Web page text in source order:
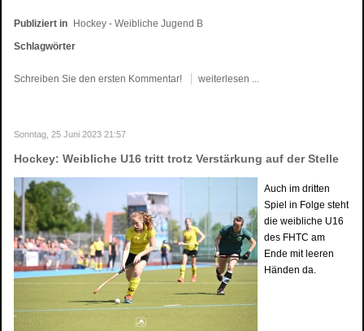
Publiziert in Hockey - Weibliche Jugend B
Schlagwörter
Schreiben Sie den ersten Kommentar! weiterlesen ...
Sonntag, 25 Juni 2023 21:57
Hockey: Weibliche U16 tritt trotz Verstärkung auf der Stelle
Auch im dritten
Spiel in Folge steht
die weibliche U16
des FHTC am
Ende mit leeren
Händen da.